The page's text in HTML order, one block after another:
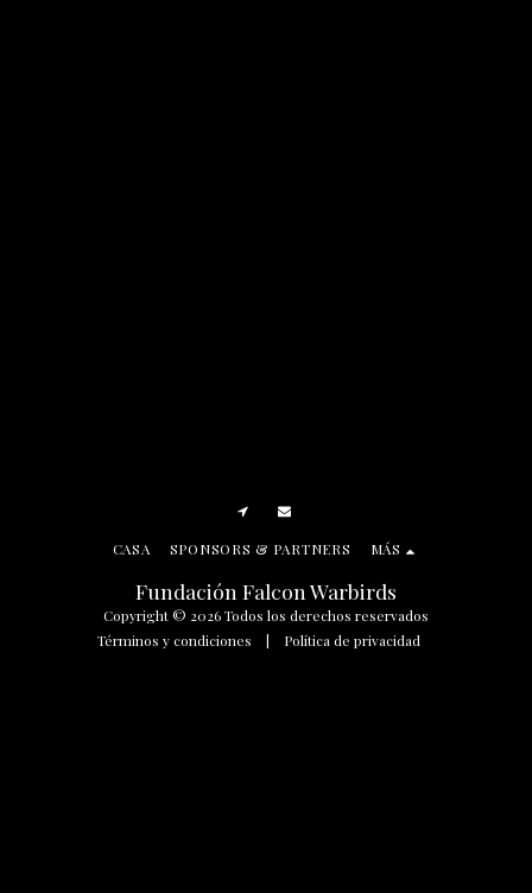
Fundación Falcon Warbirds
Copyright © 2026 Todos los derechos reservados
Términos y condiciones | Política de privacidad
CASA SPONSORS & PARTNERS MÁS